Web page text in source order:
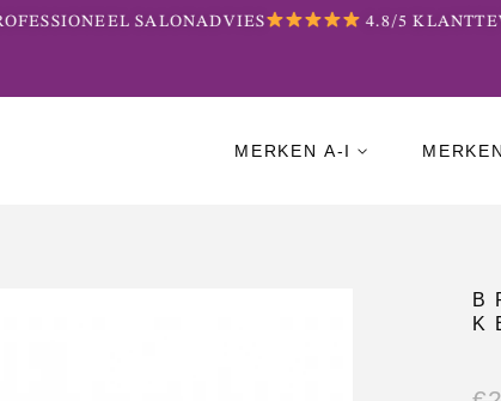
SALONADVIES 4.8/5
MERKEN A-I